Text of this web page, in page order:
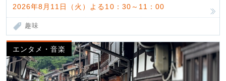
2026年8月11日（火）よる10：30～11：00
趣味
エンタメ・音楽